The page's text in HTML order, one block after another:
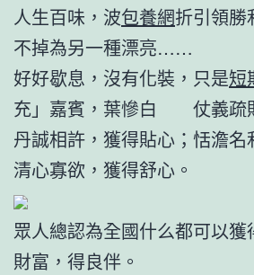
人生百味，波包養網折引領勝
不掉為另一種漂亮……
好好歇息，沒有化裝，只是短
充」嘉賓，葉慘白 仗義疏
丹誠相許，獲得貼心；恬澹名
清心寡欲，獲得舒心。
眾人總認為全國什么都可以獲
財富，得良伴。